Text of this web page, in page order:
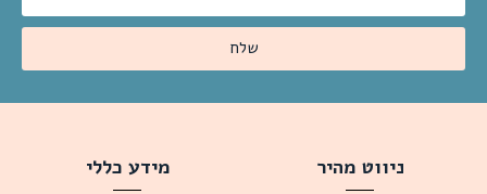
שלח
ניווט מהיר מידע כללי